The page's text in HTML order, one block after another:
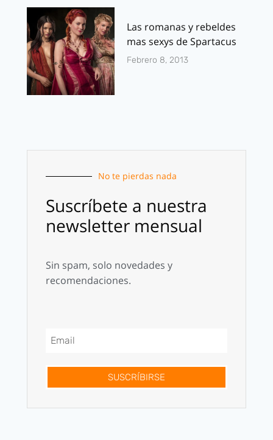
Las romanas y rebeldes
mas sexys de Spartacus
Febrero 8, 2013
No te pierdas nada
Suscríbete a nuestra
newsletter mensual
Sin spam, solo novedades y
recomendaciones.
SUSCRÍBIRSE